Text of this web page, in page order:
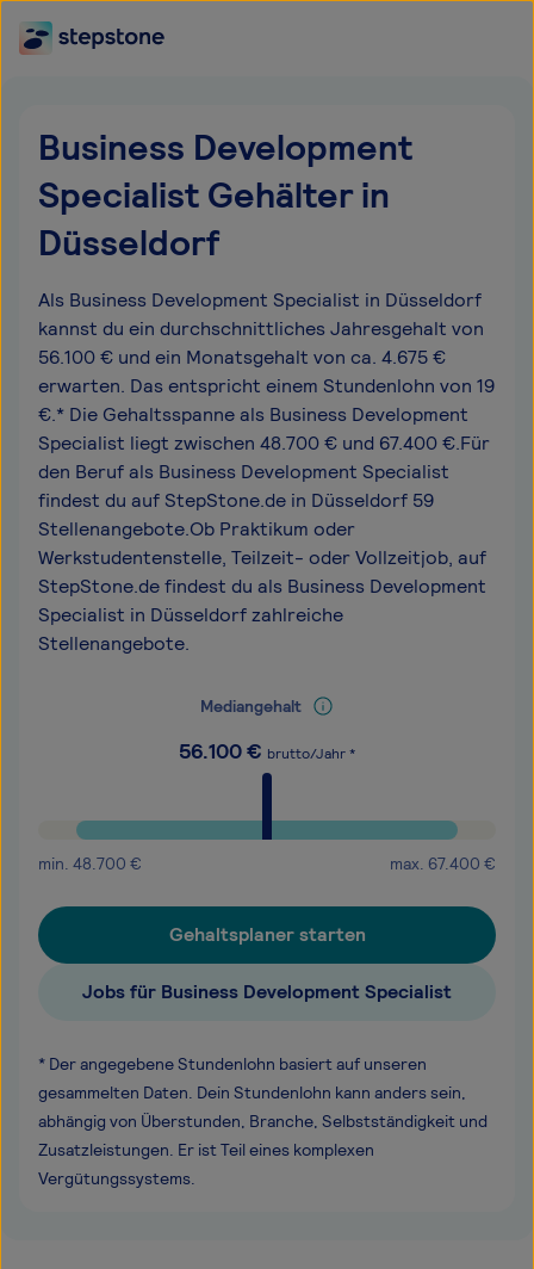
Business Development
Specialist Gehälter in
Düsseldorf
Als Business Development Specialist in Düsseldorf
kannst du ein durchschnittliches Jahresgehalt von
56.100 € und ein Monatsgehalt von ca. 4.675 €
erwarten. Das entspricht einem Stundenlohn von 19
€.* Die Gehaltsspanne als Business Development
Specialist liegt zwischen 48.700 € und 67.400 €.Für
den Beruf als Business Development Specialist
findest du auf StepStone.de in Düsseldorf 59
Stellenangebote.Ob Praktikum oder
Werkstudentenstelle, Teilzeit- oder Vollzeitjob, auf
StepStone.de findest du als Business Development
Specialist in Düsseldorf zahlreiche
Stellenangebote.
Mediangehalt
56.100€ brutto/Jahr *
min. 48.700 € max. 67.400 €
Gehaltsplaner starten
Jobs für Business Development Specialist
* Der angegebene Stundenlohn basiert auf unseren
gesammelten Daten. Dein Stundenlohn kann anders sein,
abhängig von Überstunden, Branche, Selbstständigkeit und
Zusatzleistungen. Er ist Teil eines komplexen
Vergütungssystems.